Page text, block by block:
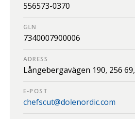
556573-0370
GLN
7340007900006
ADRESS
Långebergavägen 190, 256 69,
E-POST
chefscut@dolenordic.com